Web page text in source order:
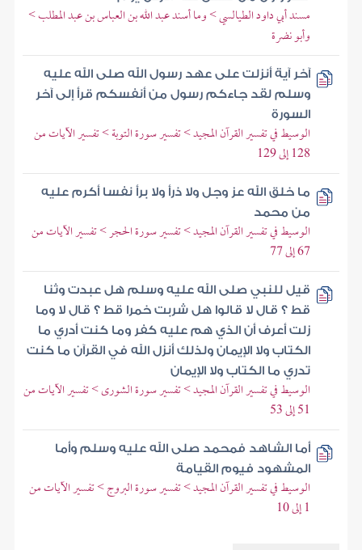
مسند أبي داود الطيالسي > وما أسند عبد الله بن العباس بن عبد المطلب >
وأبو نضرة
آخر آية أنزلت على عهد رسول الله صلى الله عليه
وسلم لقد جاءكم رسول من أنفسكم قرأ إلى آخر
السورة
الوسيط في تفسير القرآن المجيد > تفسير سورة التوبة > تفسير الآيات من
128 إلى 129
ما خلق الله عز وجل ولا ذرأ ولا برأ نفسا أكرم عليه
من محمد
الوسيط في تفسير القرآن المجيد > تفسير سورة الحجر > تفسير الآيات من
67 إلى 77
قيل للنبي صلى الله عليه وسلم هل عبدت وثنا
قط ؟ قال لا قالوا هل شربت خمرا قط ؟ قال لا وما
زلت أعرف أن الذي هم عليه كفر وما كنت أدري ما
الكتاب ولا الإيمان ولذلك أنزل الله في القرآن ما كنت
تدري ما الكتاب ولا الإيمان
الوسيط في تفسير القرآن المجيد > تفسير سورة الشورى > تفسير الآيات من
51 إلى 53
أما الشاهد فمحمد صلى الله عليه وسلم وأما
المشهود فيوم القيامة
الوسيط في تفسير القرآن المجيد > تفسير سورة البروج > تفسير الآيات من
1 إلى 10